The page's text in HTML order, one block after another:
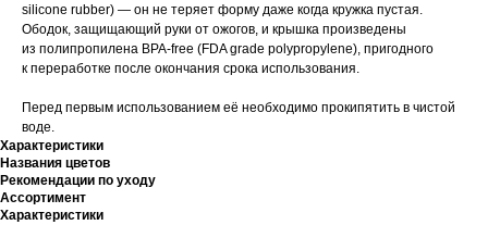
silicone rubber) — он не теряет форму даже когда кружка пустая.
Ободок, защищающий руки от ожогов, и крышка произведены
из полипропилена BPA-free (FDA grade polypropylene), пригодного
к переработке после окончания срока использования.
Перед первым использованием её необходимо прокипятить в чистой
воде.
Характеристики
Названия цветов
Рекомендации по уходу
Ассортимент
Характеристики